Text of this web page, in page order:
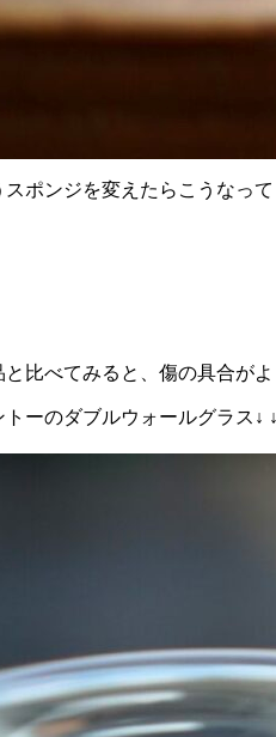
スポンジを変えたらこうなっ
と比べてみると、傷の具合がよ
トーのダブルウォールグラス↓